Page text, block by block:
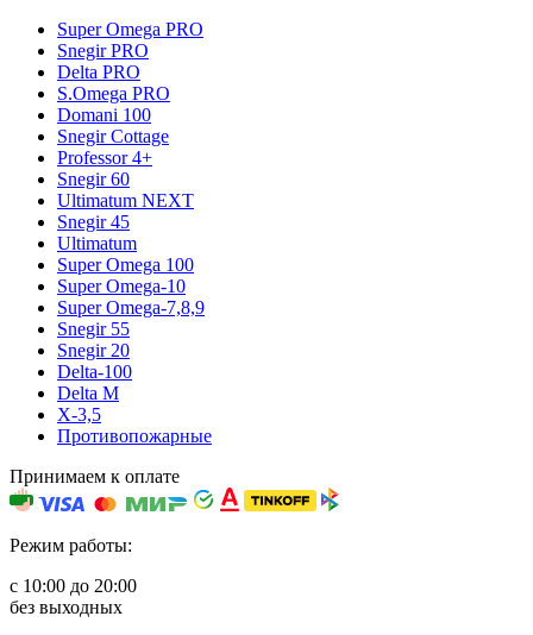
Super Omega PRO
Snegir PRO
Delta PRO
S.Omega PRO
Domani 100
Snegir Cottage
Professor 4+
Snegir 60
Ultimatum NEXT
Snegir 45
Ultimatum
Super Omega 100
Super Omega-10
Super Omega-7,8,9
Snegir 55
Snegir 20
Delta-100
Delta M
X-3,5
Противопожарные
Принимаем к оплате
Режим работы:
с 10:00 до 20:00
без выходных